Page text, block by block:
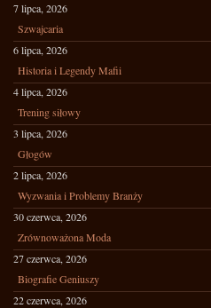
7 lipca, 2026
Szwajcaria
6 lipca, 2026
Historia i Legendy Mafii
4 lipca, 2026
Trening siłowy
3 lipca, 2026
Głogów
2 lipca, 2026
Wyzwania i Problemy Branży
30 czerwca, 2026
Zrównoważona Moda
27 czerwca, 2026
Biografie Geniuszy
22 czerwca, 2026